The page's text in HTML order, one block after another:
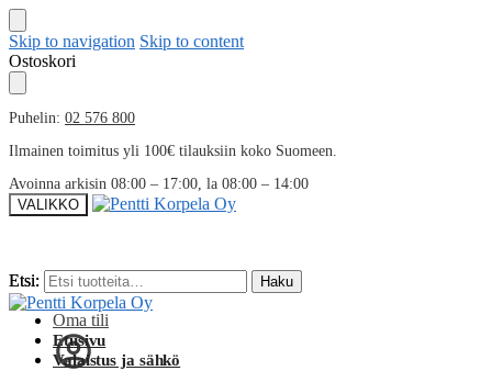
Skip to navigation Skip to content
Ostoskori
Puhelin: 02 576 800
Ilmainen toimitus yli 100€ tilauksiin koko Suomeen.
Avoinna arkisin 08:00 – 17:00, la 08:00 – 14:00
VALIKKO
Etsi: Haku
Oma tili
Etsi: Haku
Etusivu
Valaistus ja sähkö